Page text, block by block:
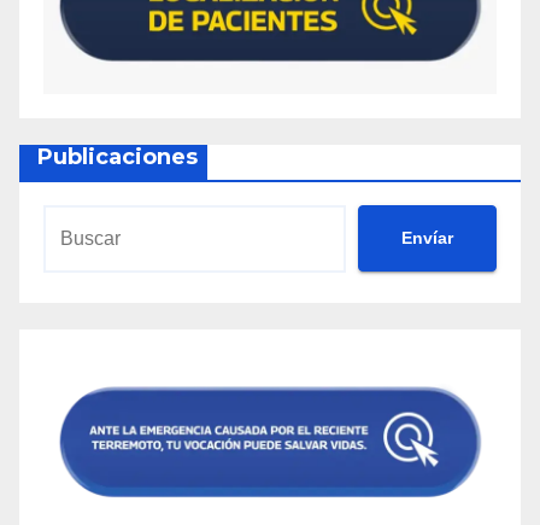
Publicaciones
Envíar